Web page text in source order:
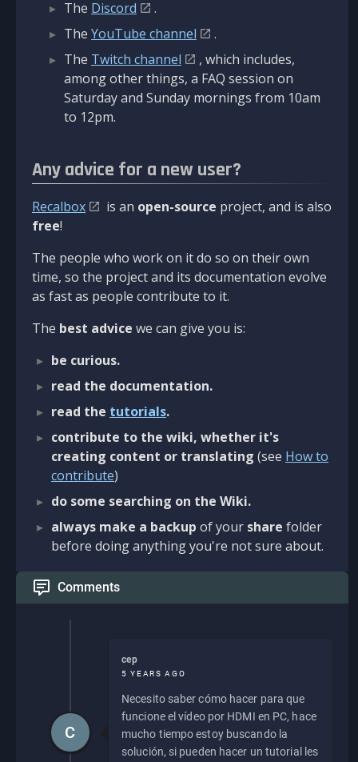
The Discord
.
The YouTube channel
.
The Twitch channel
, which includes,
among other things, a FAQ session on
Saturday and Sunday mornings from 10am
to 12pm.
Any advice for a new user?
Recalbox is an open-source project, and is also
free!
The people who work on it do so on their own
time, so the project and its documentation evolve
as fast as people contribute to it.
The best advice we can give you is:
be curious.
read the documentation.
read the tutorials.
contribute to the wiki, whether it's
creating content or translating (see How to
contribute)
do some searching on the Wiki.
always make a backup of your share folder
before doing anything you're not sure about.
Comments
cep
5 YEARS AGO
Necesito saber cómo hacer para que
funcione el vídeo por HDMI en PC, hace
mucho tiempo estoy buscando la
solución, si pueden hacer un tutorial les
C